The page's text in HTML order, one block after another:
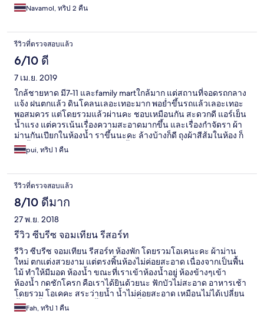
Navamol, ทริป 2 คืน
รีวิวที่ตรวจสอบแล้ว
6/10 ดี
7 เม.ย. 2019
ใกล้ชายหาด มี7-11 และfamily martใกล้มาก แต่สถานที่จอดรถกลาง
แจ้ง ฝนตกแล้ว ดินโคลนเลอะเทอะมาก พอย่ำขึ้นรถแล้วเลอะเทอะ
พอสมควร แต่โดยรวมแล้วผ่านคะ ชอบเหมือนกัน สะดวกดี แอร์เย็น
น้ำแรง แต่ควรเน้นเรื่องความสะอาดมากขึ้น และเรื่องกำจัดรา ผ้า
ม่านกันเปียกในห้องน้ำ ราขึ้นนะคะ ล้างบ้างก็ดี ถุงผ้าสีส้มในห้อง ก็
ราขึ้นเหมือนกัน เข้าใจว่าน่าจะชื้นเกิน ช่องทีวีมีไม่ชัดหลายช่อง
ปรับสัญญาณให้ชัดขึ้นจะปลื้มมาก
pui, ทริป 1 คืน
รีวิวที่ตรวจสอบแล้ว
8/10 ดีมาก
27 พ.ย. 2018
รีวิว ซีบรีซ จอมเทียน รีสอร์ท
รีวิว ซีบรีซ จอมเทียน รีสอร์ท ห้องพัก โดยรวมโอเคนะคะ ผ้าม่าน
ใหม่ ตกแต่งสวยงาม แต่ตรงพิ้นห้องไม่ค่อยสะอาด เนื่องจากเป็นพื้น
ไม้ ทำให้มีมอด ห้องน้ำ ขณะที่เราเข้าห้องน้ำอยู่ ห้องข้างๆเข้า
ห้องน้ำ กดชักโครก คือเราได้ยินด้วยนะ ฟักบัวไม่สะอาด อาหารเช้า
โดยรวม โอเคคะ สระว่ายน้ำ น้ำไม่ค่อยสะอาด เหมือนไม่ได้เปลี่ยน
น้ำ คือน้ำมีกลิ่นตะไคร้น้ำ ที่ชุดว่ายน้ำ
Fah, ทริป 1 คืน